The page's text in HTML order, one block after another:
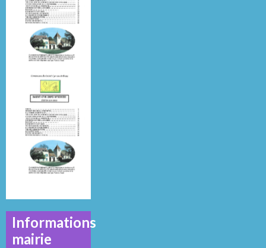
29
Juin 2019
N°
28
Informations
mairie